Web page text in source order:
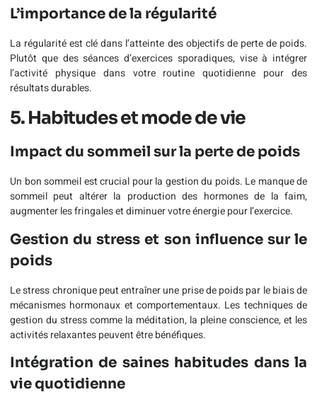
L’importance de la régularité
La régularité est clé dans l’atteinte des objectifs de perte de poids.
Plutôt que des séances d’exercices sporadiques, vise à intégrer
l’activité physique dans votre routine quotidienne pour des
résultats durables.
5. Habitudes et mode de vie
Impact du sommeil sur la perte de poids
Un bon sommeil est crucial pour la gestion du poids. Le manque de
sommeil peut altérer la production des hormones de la faim,
augmenter les fringales et diminuer votre énergie pour l’exercice.
Gestion du stress et son influence sur le
poids
Le stress chronique peut entraîner une prise de poids par le biais de
mécanismes hormonaux et comportementaux. Les techniques de
gestion du stress comme la méditation, la pleine conscience, et les
activités relaxantes peuvent être bénéfiques.
Intégration de saines habitudes dans la
vie quotidienne